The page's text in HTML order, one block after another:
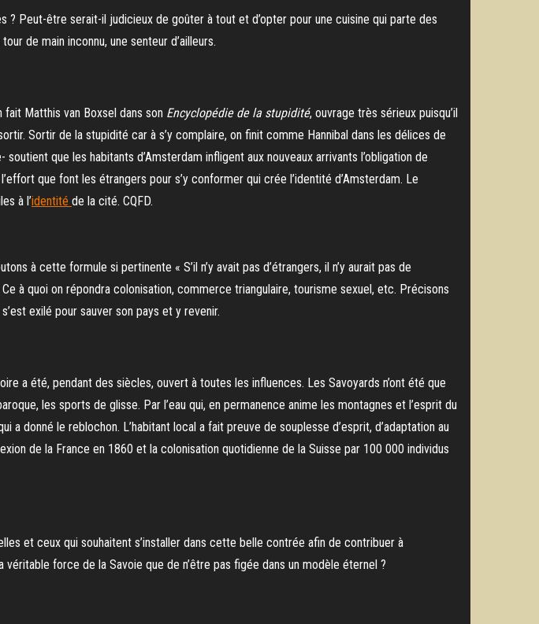
Peut-être serait-il judicieux de goûter à tout et d’opter pour une cuisine qui parte des
de main inconnu, une senteur d’ailleurs.
Matthis van Boxsel dans son Encyclopédie de la stupidité, ouvrage très sérieux puisqu’il
Sortir de la stupidité car à s’y complaire, on finit comme Hannibal dans les délices de
que les habitants d’Amsterdam infligent aux nouveaux arrivants l’obligation de
que font les étrangers pour s’y conformer qui crée l’identité d’Amsterdam. Le
à l’identité de la cité. CQFD.
à cette formule si pertinente « S’il n’y avait pas d’étrangers, il n’y aurait pas de
à quoi on répondra colonisation, commerce triangulaire, tourisme sexuel, etc. Précisons
exilé pour sauver son pays et y revenir.
a été, pendant des siècles, ouvert à toutes les influences. Les Savoyards n’ont été que
les sports de glisse. Par l’eau qui, en permanence anime les montagnes et l’esprit du
donné le reblochon. L’habitant local a fait preuve de souplesse d’esprit, d’adaptation au
de la France en 1860 et la colonisation quotidienne de la Suisse par 100 000 individus
et ceux qui souhaitent s’installer dans cette belle contrée afin de contribuer à
force de la Savoie que de n’être pas figée dans un modèle éternel ?